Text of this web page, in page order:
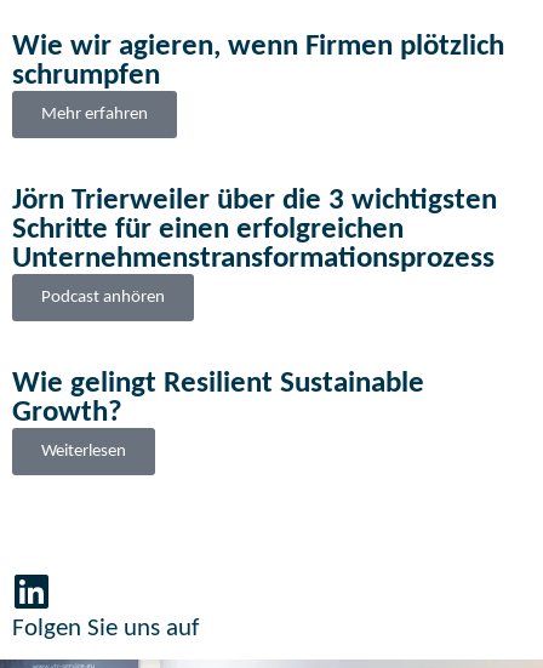
Wie wir agieren, wenn Firmen plötzlich
schrumpfen
Mehr erfahren
Jörn Trierweiler über die 3 wichtigsten
Schritte für einen erfolgreichen
Unternehmenstransformationsprozess
Podcast anhören
Wie gelingt Resilient Sustainable
Growth?
Weiterlesen
Folgen Sie uns auf